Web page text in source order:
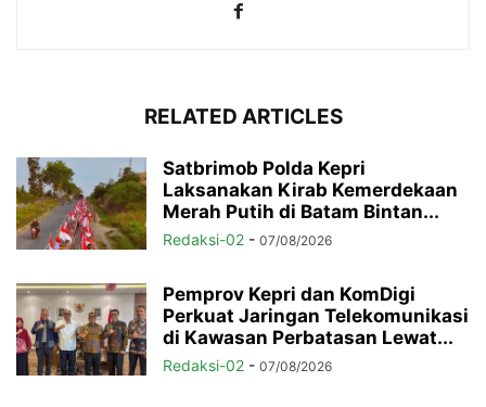
RELATED ARTICLES
Satbrimob Polda Kepri
Laksanakan Kirab Kemerdekaan
Merah Putih di Batam Bintan...
Redaksi-02 - 07/08/2026
Pemprov Kepri dan KomDigi
Perkuat Jaringan Telekomunikasi
di Kawasan Perbatasan Lewat...
Redaksi-02 - 07/08/2026